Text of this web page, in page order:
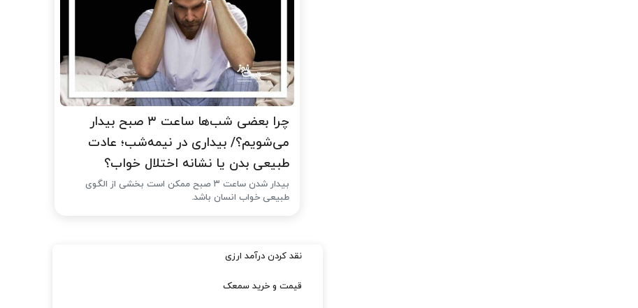
چرا بعضی شب‌ها ساعت ۳ صبح بیدار
می‌شویم؟/ بیداری در نیمه‌شب؛ عادت
طبیعی بدن یا نشانه اختلال خواب؟
بیدار شدن ساعت ۳ صبح ممکن است بخشی از الگوی
طبیعی خواب انسان باشد.
نقد کردن درآمد ارزی
قیمت و خرید سمعک